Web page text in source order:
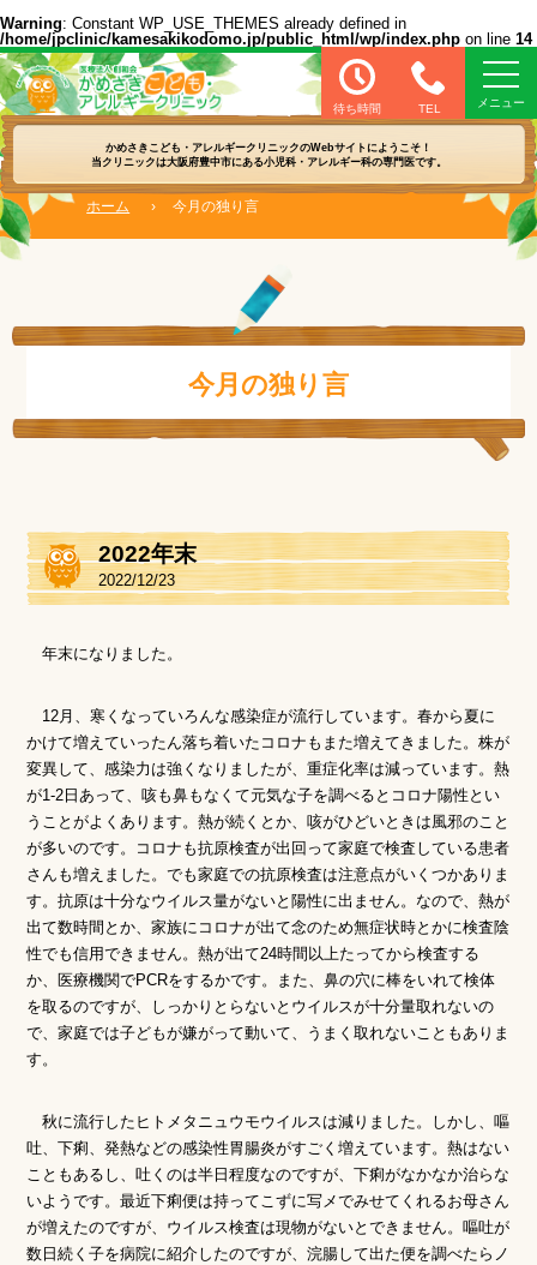
Warning: Constant WP_USE_THEMES already defined in
/home/jpclinic/kamesakikodomo.jp/public_html/wp/index.php on line 14
医療法人 創和会 かめさきこども・アレル
かめさきこども・アレルギークリニックのWebサイトにようこそ！
当クリニックは大阪府豊中市にある小児科・アレルギー科の専門医です。
待ち時間 TEL
ホーム › 今月の独り言
今月の独り言
2022年末
2022/12/23
年末になりました。
12月、寒くなっていろんな感染症が流行しています。春から夏に
かけて増えていったん落ち着いたコロナもまた増えてきました。株が
変異して、感染力は強くなりましたが、重症化率は減っています。熱
が1-2日あって、咳も鼻もなくて元気な子を調べるとコロナ陽性とい
うことがよくあります。熱が続くとか、咳がひどいときは風邪のこと
が多いのです。コロナも抗原検査が出回って家庭で検査している患者
さんも増えました。でも家庭での抗原検査は注意点がいくつかありま
す。抗原は十分なウイルス量がないと陽性に出ません。なので、熱が
出て数時間とか、家族にコロナが出て念のため無症状時とかに検査陰
性でも信用できません。熱が出て24時間以上たってから検査する
か、医療機関でPCRをするかです。また、鼻の穴に棒をいれて検体
を取るのですが、しっかりとらないとウイルスが十分量取れないの
で、家庭では子どもが嫌がって動いて、うまく取れないこともありま
す。
秋に流行したヒトメタニュウモウイルスは減りました。しかし、嘔
吐、下痢、発熱などの感染性胃腸炎がすごく増えています。熱はない
こともあるし、吐くのは半日程度なのですが、下痢がなかなか治らな
いようです。最近下痢便は持ってこずに写メでみせてくれるお母さん
が増えたのですが、ウイルス検査は現物がないとできません。嘔吐が
数日続く子を病院に紹介したのですが、浣腸して出た便を調べたらノ